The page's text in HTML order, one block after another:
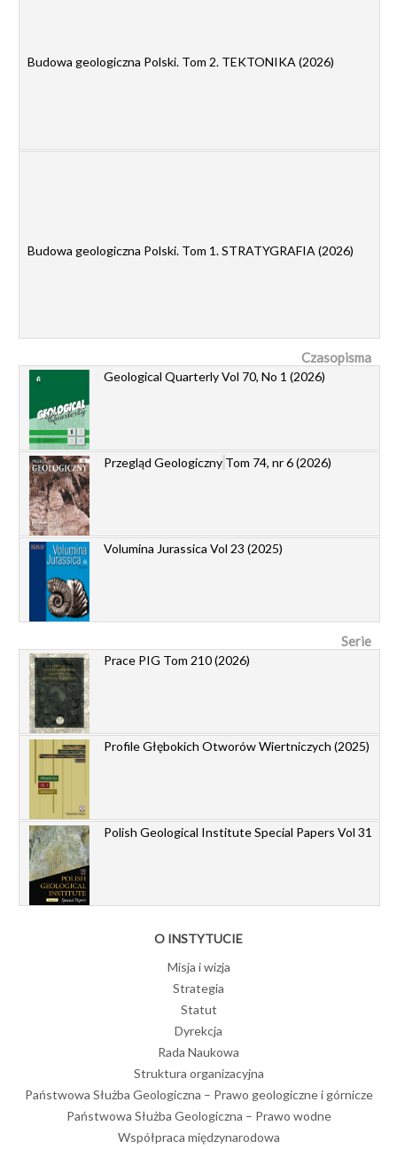
Budowa geologiczna Polski. Tom 2. TEKTONIKA (2026)
Budowa geologiczna Polski. Tom 1. STRATYGRAFIA (2026)
Czasopisma
Geological Quarterly Vol 70, No 1 (2026)
Przegląd Geologiczny Tom 74, nr 6 (2026)
Volumina Jurassica Vol 23 (2025)
Serie
Prace PIG Tom 210 (2026)
Profile Głębokich Otworów Wiertniczych (2025)
Polish Geological Institute Special Papers Vol 31
O INSTYTUCIE
Misja i wizja
Strategia
Statut
Dyrekcja
Rada Naukowa
Struktura organizacyjna
Państwowa Służba Geologiczna – Prawo geologiczne i górnicze
Państwowa Służba Geologiczna – Prawo wodne
Współpraca międzynarodowa